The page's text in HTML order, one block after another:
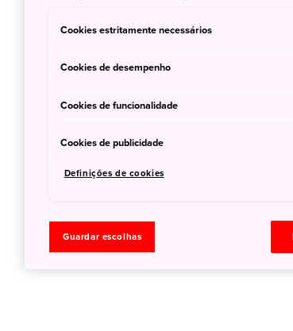
Cookies estritamente necessários
Cookies de desempenho
Cookies de funcionalidade
Cookies de publicidade
Definições de cookies
Guardar escolhas